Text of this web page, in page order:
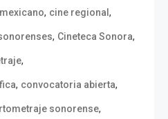
, cine regional ,
, Cineteca Sonora,
,
, convocatoria abierta,
sonorense,